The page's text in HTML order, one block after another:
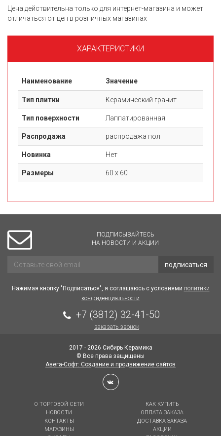
Цена действительна только для интернет-магазина и может
отличаться от цен в розничных магазинах
ХАРАКТЕРИСТИКИ
Наименование Значение
Тип плитки Керамический гранит
Тип поверхности Лаппатированная
Распродажа распродажа пол
Новинка Нет
Размеры 60 х 60
ПОДПИСЫВАЙТЕСЬ
НА НОВОСТИ И АКЦИИ
подписаться
Нажимая кнопку "Подписаться", я соглашаюсь с условиями политики
конфиденциальности
+7 (3812) 32-41-50
заказать звонок
2017 - 2026 Сибирь Керамика
© Все права защищены
Авега-Софт: Создание и продвижение сайтов
О ТОРГОВОЙ СЕТИ
НОВОСТИ
КОНТАКТЫ
МАГАЗИНЫ
КАК КУПИТЬ
ОПЛАТА ЗАКАЗА
ДОСТАВКА ЗАКАЗА
АКЦИИ